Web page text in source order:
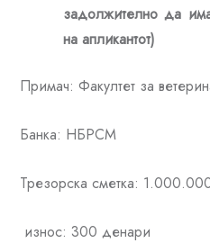
задолжително да
на апликантот)
Примач: Факултет за
Банка: НБРСМ
Трезорска сметка:
износ: 300 денари